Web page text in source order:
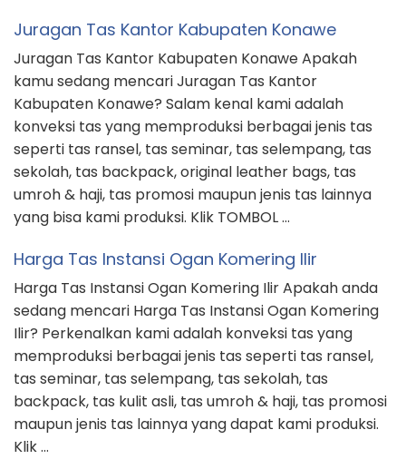
Juragan Tas Kantor Kabupaten Konawe
Juragan Tas Kantor Kabupaten Konawe Apakah
kamu sedang mencari Juragan Tas Kantor
Kabupaten Konawe? Salam kenal kami adalah
konveksi tas yang memproduksi berbagai jenis tas
seperti tas ransel, tas seminar, tas selempang, tas
sekolah, tas backpack, original leather bags, tas
umroh & haji, tas promosi maupun jenis tas lainnya
yang bisa kami produksi. Klik TOMBOL …
Harga Tas Instansi Ogan Komering Ilir
Harga Tas Instansi Ogan Komering Ilir Apakah anda
sedang mencari Harga Tas Instansi Ogan Komering
Ilir? Perkenalkan kami adalah konveksi tas yang
memproduksi berbagai jenis tas seperti tas ransel,
tas seminar, tas selempang, tas sekolah, tas
backpack, tas kulit asli, tas umroh & haji, tas promosi
maupun jenis tas lainnya yang dapat kami produksi.
Klik …